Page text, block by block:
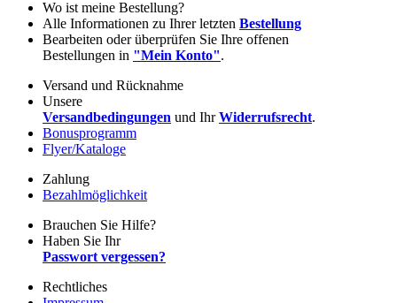
Wo ist meine Bestellung?
Alle Informationen zu Ihrer letzten Bestellung
Bearbeiten oder überprüfen Sie Ihre offenen
Bestellungen in "Mein Konto".
Versand und Rücknahme
Unsere
Versandbedingungen und IhrWiderrufsrecht.
Bonusprogramm
Flyer/Kataloge
Zahlung
Bezahlmöglichkeit
Brauchen Sie Hilfe?
Haben Sie Ihr
Passwort vergessen?
Rechtliches